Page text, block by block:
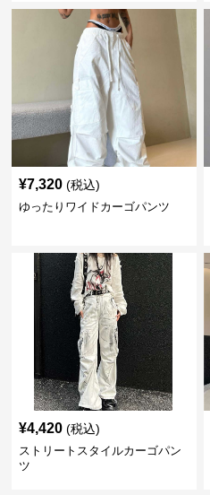
¥7,320 (税込)
ゆったりワイドカーゴパンツ
¥4,420 (税込)
ストリートスタイルカーゴパン
ツ